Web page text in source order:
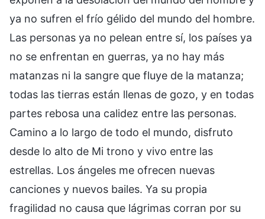
ya no sufren el frío gélido del mundo del hombre.
Las personas ya no pelean entre sí, los países ya
no se enfrentan en guerras, ya no hay más
matanzas ni la sangre que fluye de la matanza;
todas las tierras están llenas de gozo, y en todas
partes rebosa una calidez entre las personas.
Camino a lo largo de todo el mundo, disfruto
desde lo alto de Mi trono y vivo entre las
estrellas. Los ángeles me ofrecen nuevas
canciones y nuevos bailes. Ya su propia
fragilidad no causa que lágrimas corran por su